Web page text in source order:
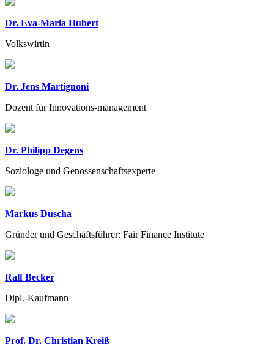
Dr. Eva-Maria Hubert
Volkswirtin
Dr. Jens Martignoni
Dozent für Innovations-management
Dr. Philipp Degens
Soziologe und Genossenschaftsexperte
Markus Duscha
Gründer und Geschäftsführer: Fair Finance Institute
Ralf Becker
Dipl.-Kaufmann
Prof. Dr. Christian Kreiß